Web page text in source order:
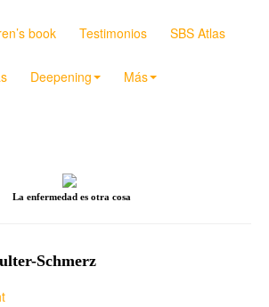
book Testimonios SBS Atlas
Deepening Más
La enfermedad es otra cosa
Schmerz